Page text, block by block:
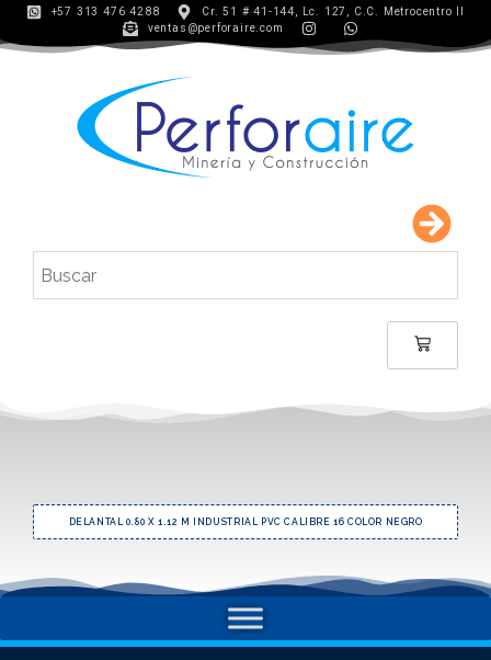
+57 313 476 4288
Cr. 51 # 41-144, Lc. 127, C.C. Metrocentro II
ventas@perforaire.com
DELANTAL 0.80 X 1.12 M INDUSTRIAL PVC CALIBRE 16 COLOR NEGRO